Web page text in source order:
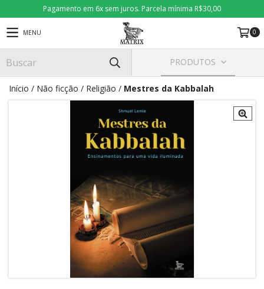
Pagamento em 6x sem juros. Parcela mínima R$30,00
MENU 0
PRODUTOS
Início / Não ficção / Religião / Mestres da Kabbalah